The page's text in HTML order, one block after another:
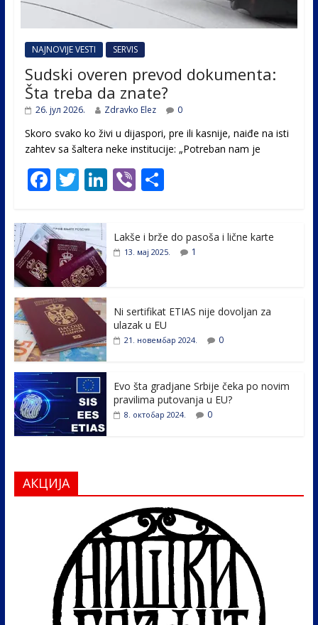
NAJNOVIJE VESTI SERVIS
Sudski overen prevod dokumenta:
Šta treba da znate?
26. јул 2026. Zdravko Elez 0
Skoro svako ko živi u dijaspori, pre ili kasnije, naiđe na isti
zahtev sa šaltera neke institucije: „Potreban nam je
F
e
b
o
o
k
T
itt
er
Li
e
Vi
er
S
ar
e
Lakše i brže do pasoša i lične karte
13. мај 2025. 1
Ni sertifikat ETIAS nije dovoljan za
ulazak u EU
21. новембар 2024. 0
Evo šta gradjane Srbije čeka po novim
pravilima putovanja u EU?
8. октобар 2024. 0
АКЦИЈА